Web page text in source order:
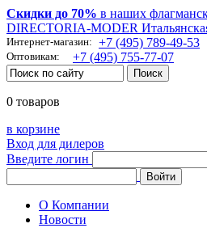
Скидки до 70% в наших
DIRECTORIA-MODER
Интернет-магазин: +7 (495) 789-49-53
Оптовикам: +7 (495) 755-77-07
0 товаров
в корзине
Вход для дилеров
Введите логин
О Компании
Новости